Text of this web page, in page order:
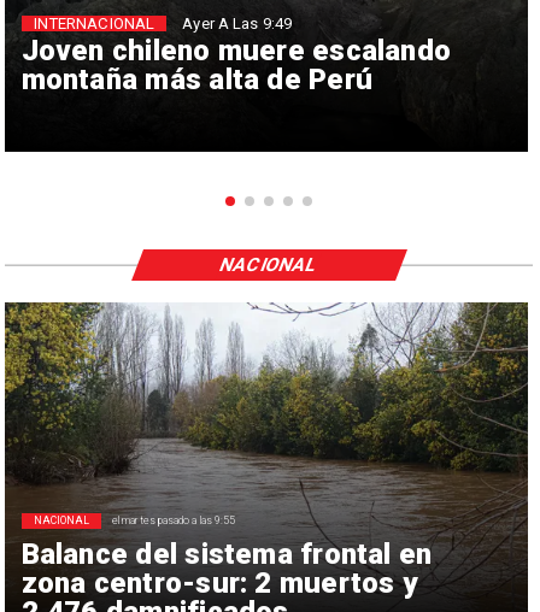
Joven chileno muere escalando
montaña más alta de Perú
INTERNACIONAL Ayer A Las 9:49
Balance del sistema frontal en
zona centro-sur: 2 muertos y
NACIONAL el martes pasado a las 9:55
NACIONAL